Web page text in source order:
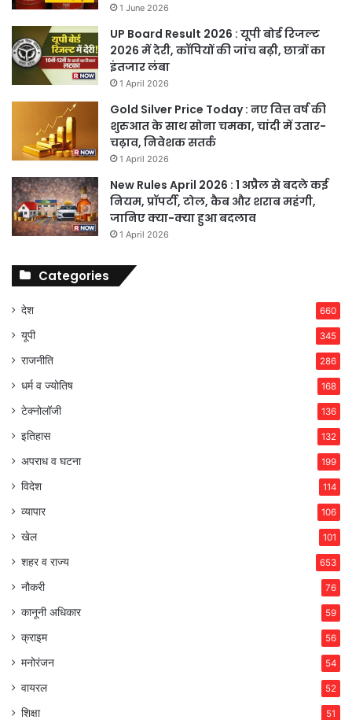
1 June 2026
UP Board Result 2026 : यूपी बोर्ड रिजल्ट
2026 में देरी, कॉपियों की जांच बढ़ी, छात्रों का
इंतजार लंबा
1 April 2026
Gold Silver Price Today : नए वित्त वर्ष की
शुरुआत के साथ सोना चमका, चांदी में उतार-
चढ़ाव, निवेशक सतर्क
1 April 2026
New Rules April 2026 : 1 अप्रैल से बदले कई
नियम, प्रॉपर्टी, टोल, कैब और शराब महंगी,
जानिए क्या-क्या हुआ बदलाव
1 April 2026
Categories
देश 660
यूपी 345
राजनीति 286
धर्म व ज्योतिष 168
टेक्नोलॉजी 136
इतिहास 132
अपराध व घटना 199
विदेश 114
व्यापार 106
खेल 101
शहर व राज्य 653
नौकरी 76
कानूनी अधिकार 59
क्राइम 56
मनोरंजन 54
वायरल 52
शिक्षा 51